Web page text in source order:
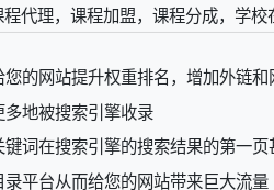
代理，课程加盟，课程分成，学校
的网站提升权重排名，增加外链
地被搜索引擎收录
词在搜索引擎的搜索结果的第一
平台从而给您的网站带来巨大流量